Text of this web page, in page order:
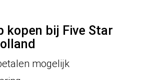
kopen bij Five Star
mogelijk